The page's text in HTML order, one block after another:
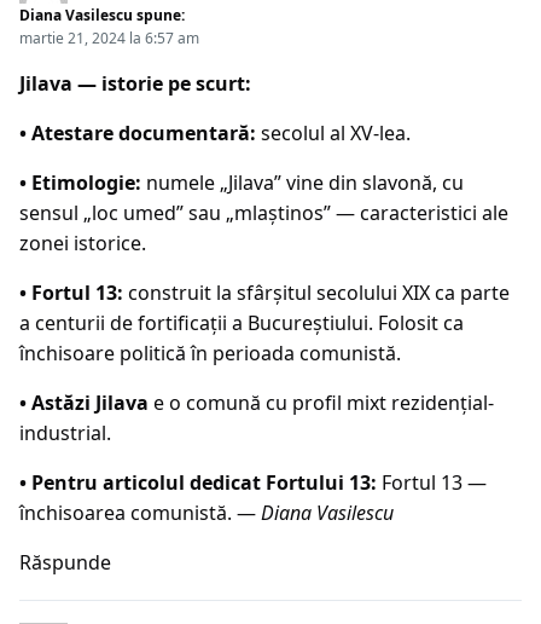
Diana Vasilescu spune:
martie 21, 2024 la 6:57 am
Jilava — istorie pe scurt:
• Atestare documentară: secolul al XV-lea.
• Etimologie: numele „Jilava” vine din slavonă, cu
sensul „loc umed” sau „mlaștinos” — caracteristici ale
zonei istorice.
• Fortul 13: construit la sfârșitul secolului XIX ca parte
a centurii de fortificații a Bucureștiului. Folosit ca
închisoare politică în perioada comunistă.
• Astăzi Jilava e o comună cu profil mixt rezidențial-
industrial.
• Pentru articolul dedicat Fortului 13: Fortul 13 —
închisoarea comunistă. —Diana Vasilescu
Răspunde